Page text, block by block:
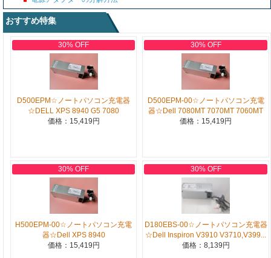
おすすめ特集
30% OFF
D500EPM☆ノートパソコン充電器
☆DELL XPS 8940 G5 7080
価格：15,419円
30% OFF
D500EPM-00☆ノートパソコン充電
器☆Dell 7080MT 7070MT 7060MT
価格：15,419円
30% OFF
H500EPM-00☆ノートパソコン充電
器☆Dell XPS 8940
価格：15,419円
30% OFF
D180EBS-00☆ノートパソコン充電器
☆Dell Inspiron V3910 V3710,V399...
価格：8,139円